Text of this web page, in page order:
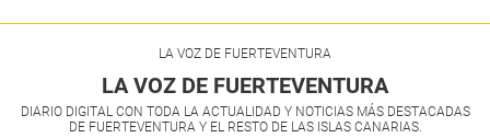
LA VOZ DE FUERTEVENTURA
LA VOZ DE FUERTEVENTURA
DIARIO DIGITAL CON TODA LA ACTUALIDAD Y NOTICIAS MÁS DESTACADAS
DE FUERTEVENTURA Y EL RESTO DE LAS ISLAS CANARIAS.